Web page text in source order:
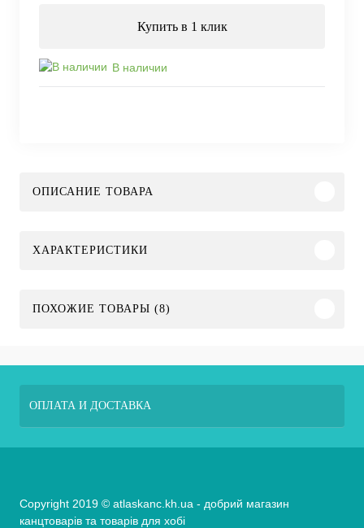
Купить в 1 клик
В наличии
ОПИСАНИЕ ТОВАРА
ХАРАКТЕРИСТИКИ
ПОХОЖИЕ ТОВАРЫ (8)
ОПЛАТА И ДОСТАВКА
Copyright 2019 © atlaskanc.kh.ua - добрий магазин
канцтоварів та товарів для хобі